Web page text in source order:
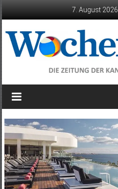
7. August 2026
Wochenblatt
die
der
Kanarischen
Inseln